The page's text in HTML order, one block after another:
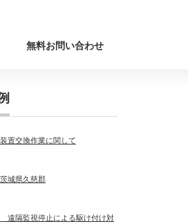
無料お問い合わせ
置交換作業に関して
城県久慈郡
隔監視停止による駆け付け対